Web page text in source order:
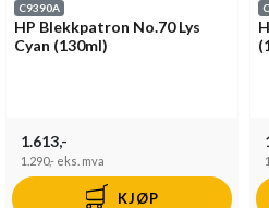
C9390A
HP Blekkpatron No.70 Lys
Cyan (130ml)
1.613,-
1.290,- eks. mva
KJØP